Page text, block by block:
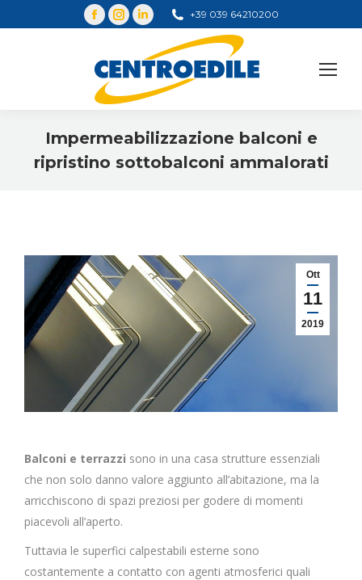
+39 039 64210200
Impermeabilizzazione balconi e
ripristino sottobalconi ammalorati
Ott
11
2019
Balconi e terrazzi sono in una casa strutture essenziali
che non solo danno valore aggiunto all’abitazione, ma la
arricchiscono di spazi preziosi per godere di momenti
piacevoli all’aperto.
Tuttavia le superfici calpestabili esterne sono
costantemente a contatto con agenti atmosferici quali